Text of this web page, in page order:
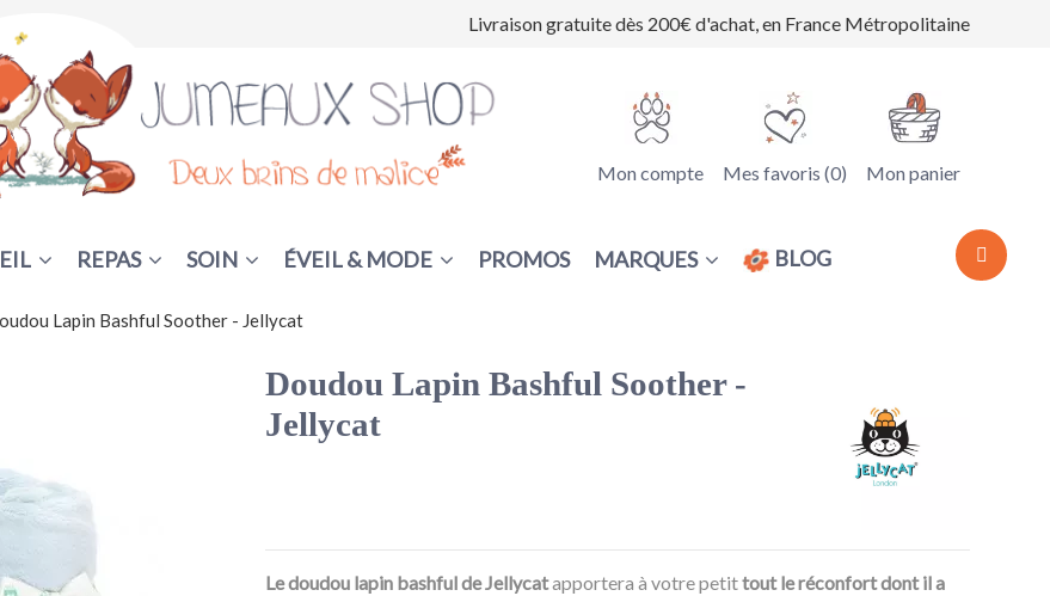
Livraison gratuite dès 200€ d'achat, en France Métropolitaine
Mon compte Mes favoris (0) Mon panier
REPAS SOIN ÉVEIL & MODE PROMOS MARQUES BLOG
Lapin Bashful Soother - Jellycat
Doudou Lapin Bashful Soother -
Jellycat
Le doudou lapin bashful de Jellycatapportera à votre petittout le réconfort dont il a